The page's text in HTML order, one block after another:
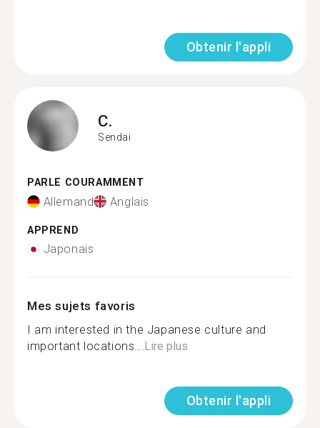
Obtenir l'appli
C.
Sendai
PARLE COURAMMENT
Allemand Anglais
APPREND
Japonais
Mes sujets favoris
I am interested in the Japanese culture and
important locations...Lire plus
Obtenir l'appli